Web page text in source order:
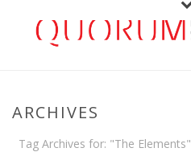
ARCHIVES
Tag Archives for: "The Elements"